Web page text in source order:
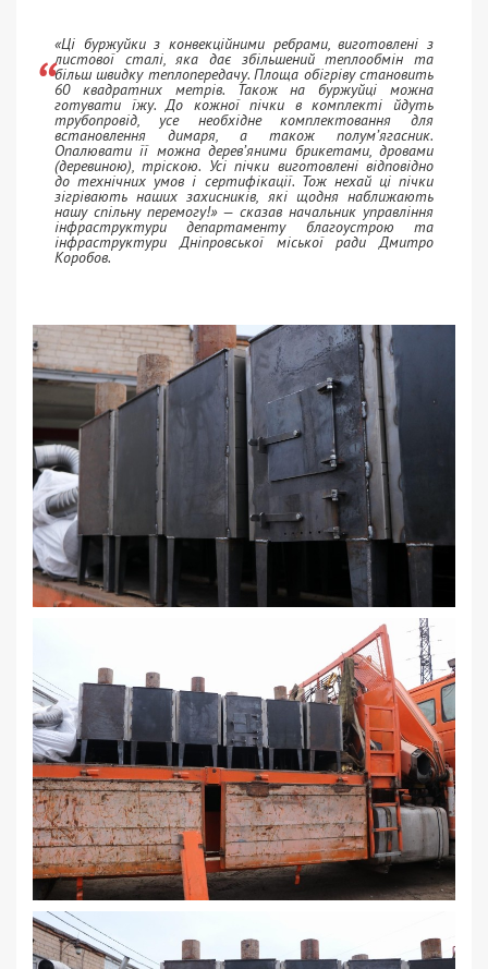
«Ці буржуйки з конвекційними ребрами, виготовлені з
листової сталі, яка дає збільшений теплообмін та
більш швидку теплопередачу. Площа обігріву становить
60 квадратних метрів. Також на буржуйці можна
готувати їжу. До кожної пічки в комплекті йдуть
трубопровід, усе необхідне комплектовання для
встановлення димаря, а також полум’ягасник.
Опалювати її можна дерев’яними брикетами, дровами
(деревиною), тріскою. Усі пічки виготовлені відповідно
до технічних умов і сертифікації. Тож нехай ці пічки
зігрівають наших захисників, які щодня наближають
нашу спільну перемогу!» — сказав начальник управління
інфраструктури департаменту благоустрою та
інфраструктури Дніпровської міської ради Дмитро
Коробов.